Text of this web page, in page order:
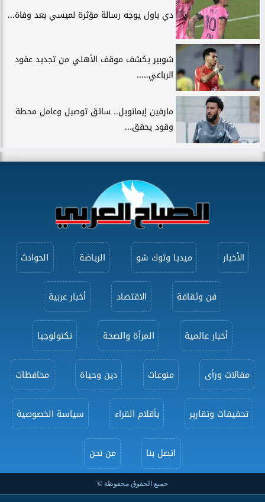
دي باول يوجه رسالة مؤثرة لميسي بعد وفاة...
شوبير يكشف موقف الأهلي من تجديد عقود
الرباعي.....
مارفين إيمانويل.. سائق توصيل وعامل محطة
وقود يحقق...
الأخبار ميديا وتوك شو الرياضة الحوادث
فن وثقافة الاقتصاد أخبار عربية
أخبار عالمية المرأة والصحة تكنولوجيا
مقالات ورأى منوعات دين وحياة محافظات
تحقيقات وتقارير بأقلام القراء سياسة الخصوصية
اتصل بنا من نحن
جميع الحقوق محفوظة ©